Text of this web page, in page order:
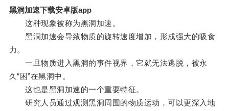
黑洞加速下载安卓版app
这种现象被称为黑洞加速。
黑洞加速会导致物质的旋转速度增加，形成强大的吸食
力。
一旦物质进入黑洞的事件视界，它就无法逃脱，被永
久“困”在黑洞中。
这也是黑洞加速的一个重要特征。
研究人员通过观测黑洞周围的物质运动，可以更深入地